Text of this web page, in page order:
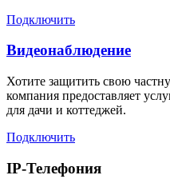
Подключить
Видеонаблюдение
Хотите защитить свою
компания предоставляет
для дачи и коттеджей.
Подключить
IP-Телефония